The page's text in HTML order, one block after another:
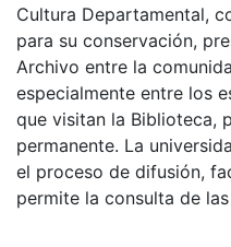
Cultura Departamental,
para su conservación,
Archivo entre la
especialmente entre los
que visitan la Biblioteca,
permanente. La
el proceso de difusión,
permite la consulta de